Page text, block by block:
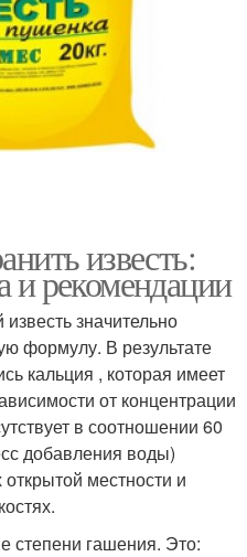
известь:
и рекомендации
значительно
формулу. В результате
кальция , которая имеет
от концентрации
в соотношении 60
добавления воды)
местности и
степени гашения. Это: